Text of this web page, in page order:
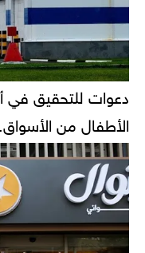
دعوات للتحقيق
الأطفال من